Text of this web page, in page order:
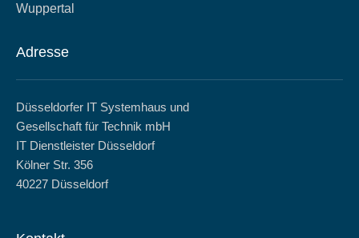
Wuppertal
Adresse
Düsseldorfer IT Systemhaus und
Gesellschaft für Technik mbH
IT Dienstleister Düsseldorf
Kölner Str. 356
40227 Düsseldorf